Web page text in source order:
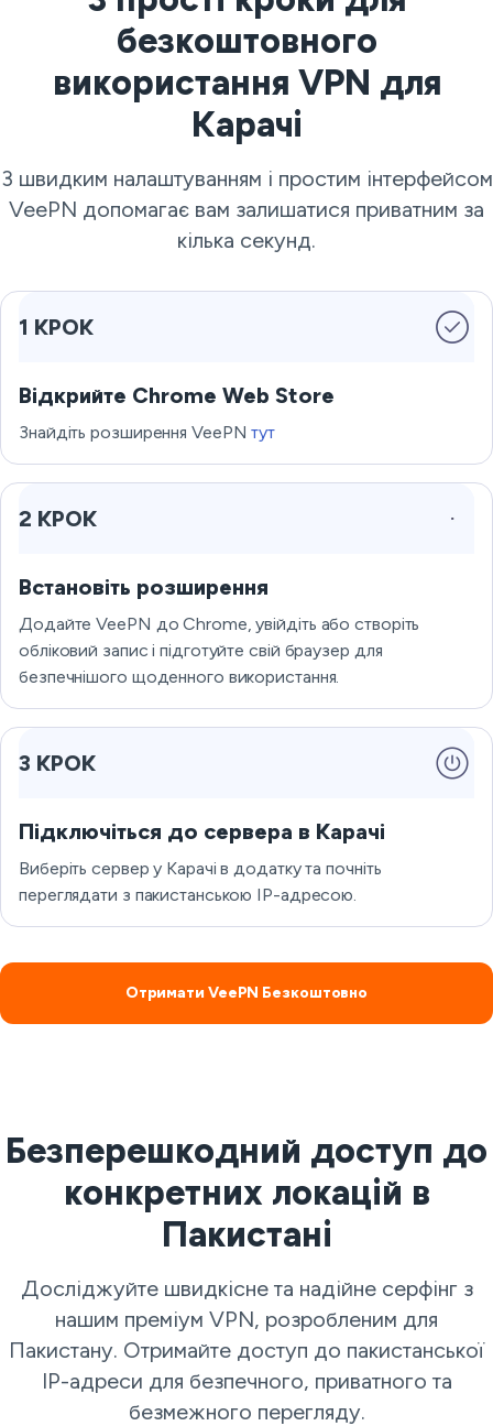
безкоштовного
використання VPN для
Карачі
З швидким налаштуванням і простим інтерфейсом
VeePN допомагає вам залишатися приватним за
кілька секунд.
1 КРОК
Відкрийте Chrome Web Store
Знайдіть розширення VeePNтут
2 КРОК
Встановіть розширення
Додайте VeePN до Chrome, увійдіть або створіть
обліковий запис і підготуйте свій браузер для
безпечнішого щоденного використання.
3 КРОК
Підключіться до сервера в Карачі
Виберіть сервер у Карачі в додатку та почніть
переглядати з пакистанською IP-адресою.
Отримати VeePN Безкоштовно
Безперешкодний доступ до
конкретних локацій в
Пакистані
Досліджуйте швидкісне та надійне серфінг з
нашим преміум VPN, розробленим для
Пакистану. Отримайте доступ до пакистанської
IP-адреси для безпечного, приватного та
безмежного перегляду.